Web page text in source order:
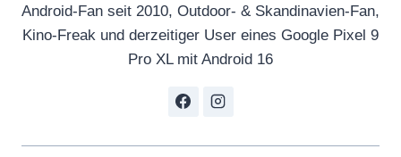
Android-Fan seit 2010, Outdoor- & Skandinavien-Fan,
Kino-Freak und derzeitiger User eines Google Pixel 9
Pro XL mit Android 16